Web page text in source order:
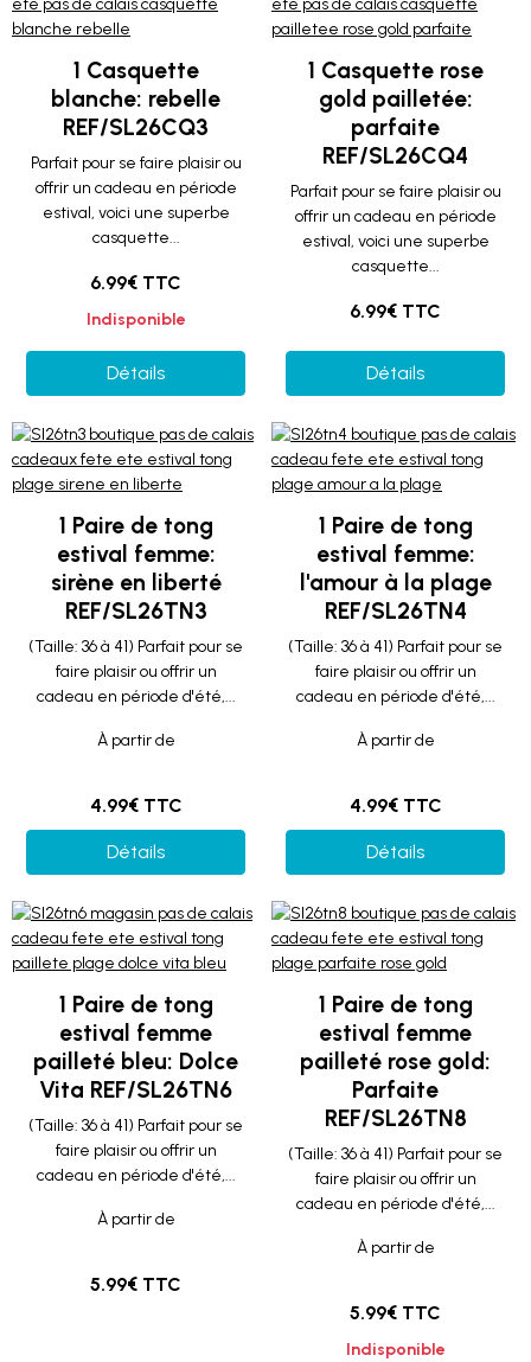
1 Casquette
blanche: rebelle
REF/SL26CQ3
Parfait pour se faire plaisir ou
offrir un cadeau en période
estival, voici une superbe
casquette...
6.99€ TTC
Indisponible
Détails
1 Casquette rose
gold pailletée:
parfaite
REF/SL26CQ4
Parfait pour se faire plaisir ou
offrir un cadeau en période
estival, voici une superbe
casquette...
6.99€ TTC
Détails
1 Paire de tong
estival femme:
sirène en liberté
REF/SL26TN3
(Taille: 36 à 41) Parfait pour se
faire plaisir ou offrir un
cadeau en période d'été,...
À partir de
4.99€ TTC
Détails
1 Paire de tong
estival femme:
l'amour à la plage
REF/SL26TN4
(Taille: 36 à 41) Parfait pour se
faire plaisir ou offrir un
cadeau en période d'été,...
À partir de
4.99€ TTC
Détails
1 Paire de tong
estival femme
pailleté bleu: Dolce
Vita REF/SL26TN6
(Taille: 36 à 41) Parfait pour se
faire plaisir ou offrir un
cadeau en période d'été,...
À partir de
5.99€ TTC
1 Paire de tong
estival femme
pailleté rose gold:
Parfaite
REF/SL26TN8
(Taille: 36 à 41) Parfait pour se
faire plaisir ou offrir un
cadeau en période d'été,...
À partir de
5.99€ TTC
Indisponible